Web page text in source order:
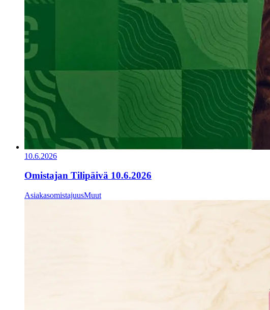
10.6.2026
Omistajan Tilipäivä 10.6.2026
AsiakasomistajuusMuut